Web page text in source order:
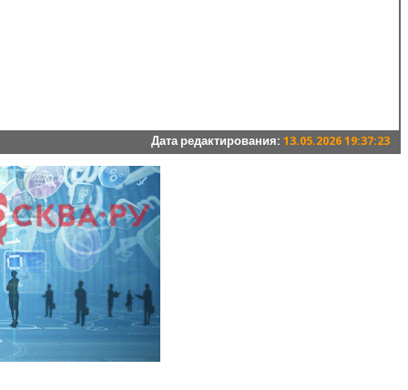
Дата редактирования: 13.05.2026 19:37:23